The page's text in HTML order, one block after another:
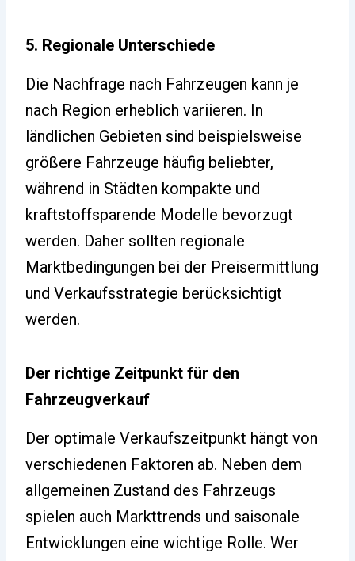
5. Regionale Unterschiede
Die Nachfrage nach Fahrzeugen kann je
nach Region erheblich variieren. In
ländlichen Gebieten sind beispielsweise
größere Fahrzeuge häufig beliebter,
während in Städten kompakte und
kraftstoffsparende Modelle bevorzugt
werden. Daher sollten regionale
Marktbedingungen bei der Preisermittlung
und Verkaufsstrategie berücksichtigt
werden.
Der richtige Zeitpunkt für den
Fahrzeugverkauf
Der optimale Verkaufszeitpunkt hängt von
verschiedenen Faktoren ab. Neben dem
allgemeinen Zustand des Fahrzeugs
spielen auch Markttrends und saisonale
Entwicklungen eine wichtige Rolle. Wer